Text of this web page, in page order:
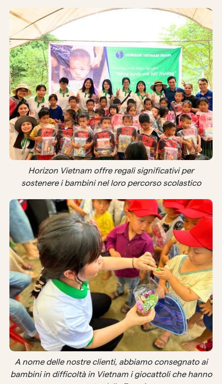
Horizon Vietnam offre regali significativi per
sostenere i bambini nel loro percorso scolastico
A nome delle nostre clienti, abbiamo consegnato ai
bambini in difficoltà in Vietnam i giocattoli che hanno